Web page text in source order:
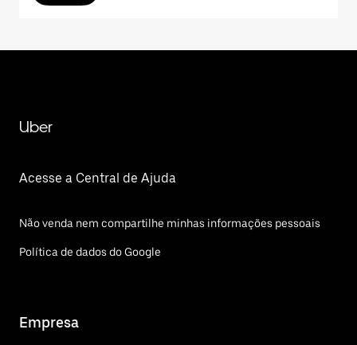
Uber
Acesse a Central de Ajuda
Não venda nem compartilhe minhas informações pessoais
Política de dados do Google
Empresa